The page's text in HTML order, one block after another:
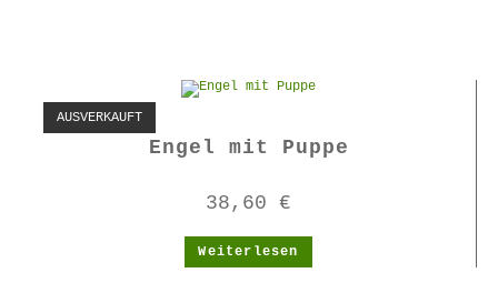
AUSVERKAUFT
Engel mit Puppe
38,60 €
Weiterlesen